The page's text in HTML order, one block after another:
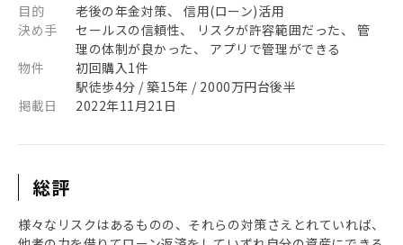
目的
老後の年金対策、 信用(ローン)活用
決め手
セールスの信頼性、 リスクが許容範囲だった、 管
理の体制が良かった、 アプリで管理ができる
物件
初回購入1件
駅徒歩4分 / 築15年 / 2000万円台後半
掲載日
2022年11月21日
総評
様々なリスクはあるものの、それらの対策さえとれていれば、